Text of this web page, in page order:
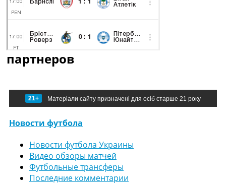
партнеров
21+ Матеріали сайту призначені для осіб старше 21 року
Новости футбола
Новости футбола Украины
Видео обзоры матчей
Футбольные трансферы
Последние комментарии